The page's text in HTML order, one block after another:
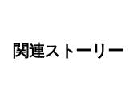
関連ストーリー